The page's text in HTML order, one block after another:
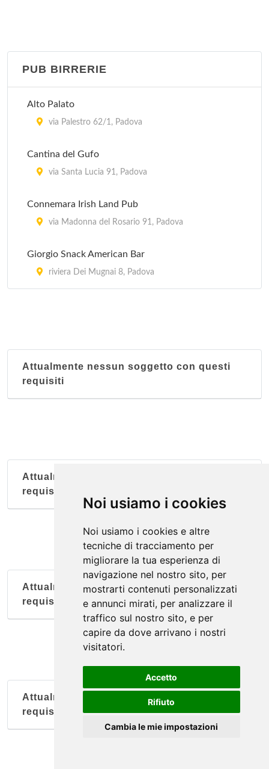
Noi usiamo i cookies
Noi usiamo i cookies e altre
tecniche di tracciamento per
migliorare la tua esperienza di
navigazione nel nostro sito, per
mostrarti contenuti personalizzati
e annunci mirati, per analizzare il
traffico sul nostro sito, e per
capire da dove arrivano i nostri
visitatori.
Accetto
Rifiuto
Cambia le mie impostazioni
Al Gatto Rosso
Al Santo
Al Saraceno
Al Tamiso
359, Borgoricco
PUB BIRRERIE
Alto Palato
via Palestro 62/1, Padova
Cantina del Gufo
via Santa Lucia 91, Padova
Connemara Irish Land Pub
via Madonna del Rosario 91, Padova
Giorgio Snack American Bar
riviera Dei Mugnai 8, Padova
Attualmente nessun soggetto con questi
requisiti
Attualmente nessun soggetto con questi
requisiti
Attualmente nessun soggetto con questi
requisiti
Attualmente nessun soggetto con questi
requisiti